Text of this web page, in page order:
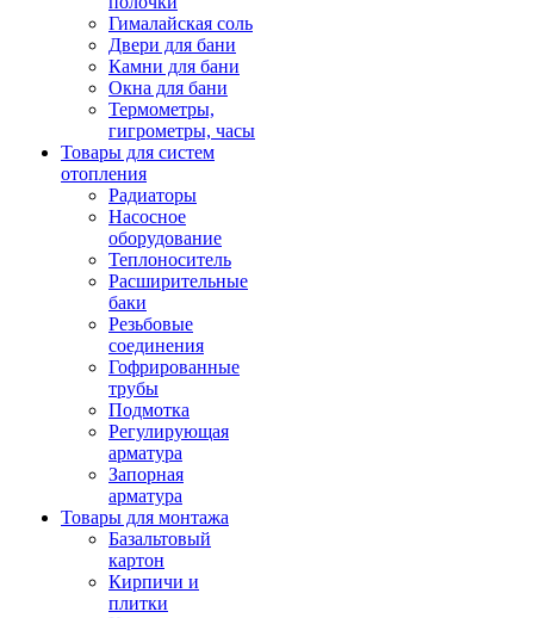
Гималайская соль
Двери для бани
Камни для бани
Окна для бани
Термометры,
гигрометры, часы
Товары для систем
отопления
Радиаторы
Насосное
оборудование
Теплоноситель
Расширительные
баки
Резьбовые
соединения
Гофрированные
трубы
Подмотка
Регулирующая
арматура
Запорная
арматура
Товары для монтажа
Базальтовый
картон
Кирпичи и
плитки